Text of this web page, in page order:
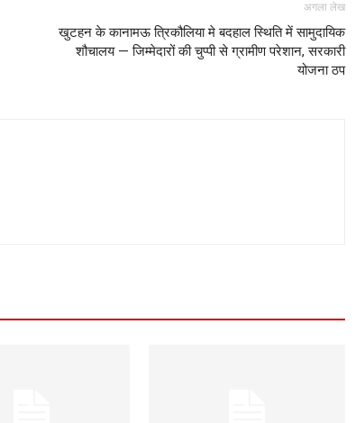
अगला लेख
खुटहन के कानामऊ त्रिकौलिया मे बदहाल स्थिति में सामुदायिक
शौचालय — जिम्मेदारों की चुप्पी से ग्रामीण परेशान, सरकारी
योजना ठप